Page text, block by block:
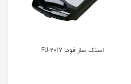
چرخ گوشت فوما FA-919